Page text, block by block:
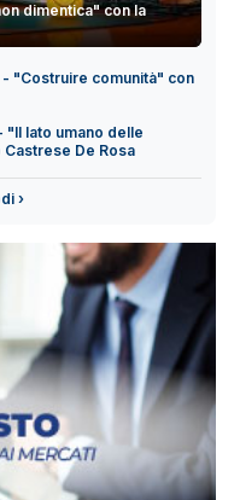
dimentica" con la
- "Costruire comunità" con
"Il lato umano delle
De Rosa
›